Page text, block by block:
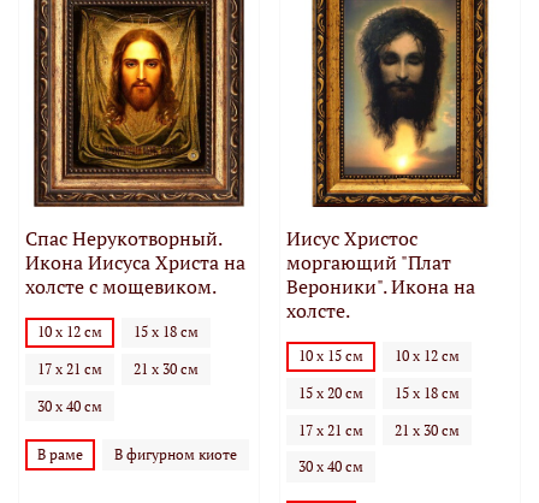
Спас Нерукотворный.
Икона Иисуса Христа на
холсте с мощевиком.
10 х 12 см 15 х 18 см
17 х 21 см 21 х 30 см
30 х 40 см
В раме В фигурном киоте
Иисус Христос
моргающий "Плат
Вероники". Икона на
холсте.
10 х 15 см 10 х 12 см
15 х 20 см 15 х 18 см
17 х 21 см 21 х 30 см
30 х 40 см